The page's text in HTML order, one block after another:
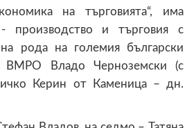
на търговията“, има
производство и търговия с
рода на големия български
ВМРО Владо Черноземски (с
Керин от Каменица – дн.